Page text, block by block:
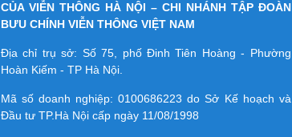
CỦA VIỄN THÔNG HÀ NỘI – CHI NHÁNH TẬP ĐOÀN
BƯU CHÍNH VIỄN THÔNG VIỆT NAM
Địa chỉ trụ sở: Số 75, phố Đinh Tiên Hoàng - Phường
Hoàn Kiếm - TP Hà Nội.
Mã số doanh nghiệp:0100686223 do Sở Kế hoạch và
Đầu tư TP.Hà Nội cấp ngày 11/08/1998